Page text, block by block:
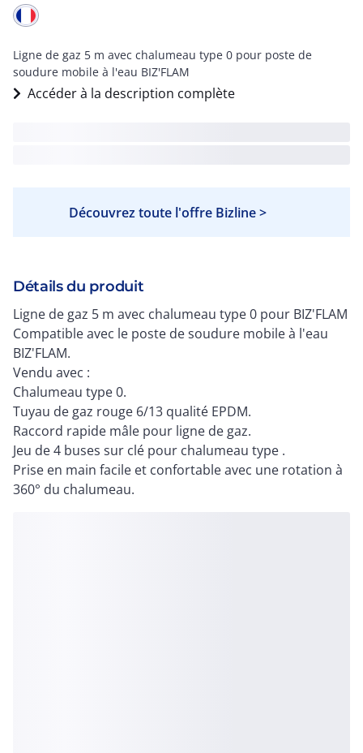
Ligne de gaz 5 m avec chalumeau type 0 pour poste de
soudure mobile à l'eau BIZ'FLAM
Accéder à la description complète
Découvrez toute l'offre Bizline >
Détails du produit
Ligne de gaz 5 m avec chalumeau type 0 pour BIZ'FLAM
Compatible avec le poste de soudure mobile à l'eau
BIZ'FLAM.
Vendu avec :
Chalumeau type 0.
Tuyau de gaz rouge 6/13 qualité EPDM.
Raccord rapide mâle pour ligne de gaz.
Jeu de 4 buses sur clé pour chalumeau type .
Prise en main facile et confortable avec une rotation à
360° du chalumeau.